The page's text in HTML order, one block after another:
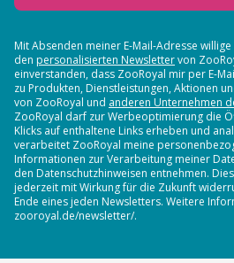
Mit Absenden meiner E-Mail-Adresse
den personalisierten Newslettervon
einverstanden, dass ZooRoyal mir per E-
zu Produkten, Dienstleistungen, Aktionen
von ZooRoyal und anderen Unternehmen
ZooRoyal darf zur Werbeoptimierung die
Klicks auf enthaltene Links erheben und
verarbeitet ZooRoyal meine
Informationen zur Verarbeitung meiner
den Datenschutzhinweisen entnehmen.
jederzeit mit Wirkung für die Zukunft
Ende eines jeden Newsletters. Weitere
zooroyal.de/newsletter/.